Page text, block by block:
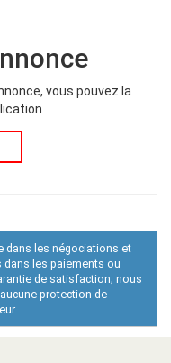
vous pouvez la
dans les négociations et
dans les paiements ou
de satisfaction; nous
protection de